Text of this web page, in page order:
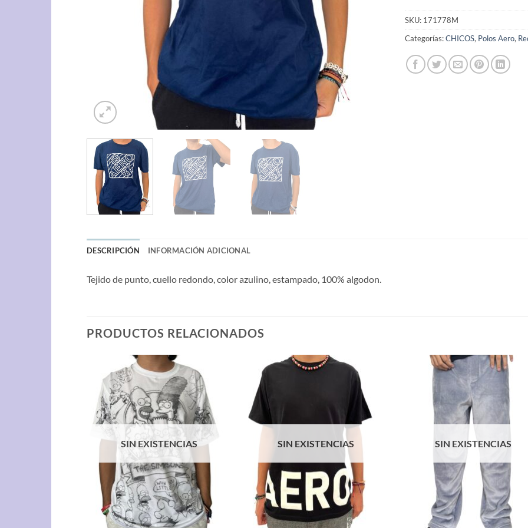
SKU: 171778M
Categorías:CHICOS, Polos Aero,
DESCRIPCIÓN INFORMACIÓN ADICIONAL
Tejido de punto, cuello redondo, color azulino, estampado, 100% algodon.
PRODUCTOS RELACIONADOS
SIN EXISTENCIAS SIN EXISTENCIAS SIN EXISTENCIAS